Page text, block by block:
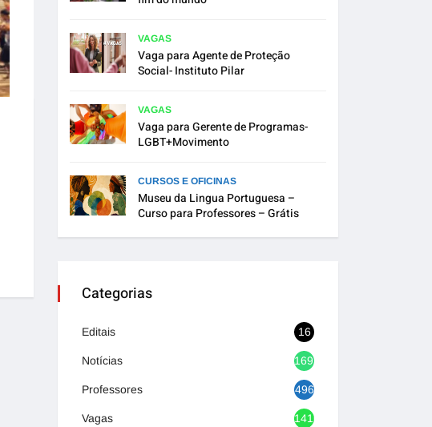
VAGAS
Vaga para Agente de Proteção
Social- Instituto Pilar
VAGAS
Vaga para Gerente de Programas-
LGBT+Movimento
CURSOS E OFICINAS
Museu da Lingua Portuguesa –
Curso para Professores – Grátis
Categorias
Editais 16
Notícias 1692
Professores 496
Vagas 1416